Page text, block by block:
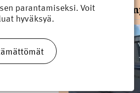
parantamiseksi. Voit
hyväksyä.